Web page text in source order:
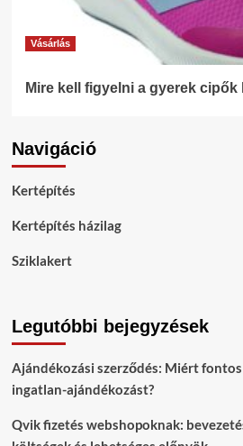
Vásárlás
Mire kell figyelni a gyerek
Navigáció
Kertépítés
Kertépítés házilag
Sziklakert
Legutóbbi bejegyzések
Ajándékozási szerződés: Miért
ingatlan-ajándékozást?
Qvik fizetés webshopoknak: